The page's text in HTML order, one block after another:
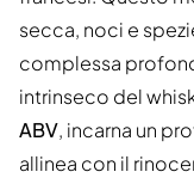
secca, noci e
complessa
intrinseco del
ABV, incarna un
allinea con il